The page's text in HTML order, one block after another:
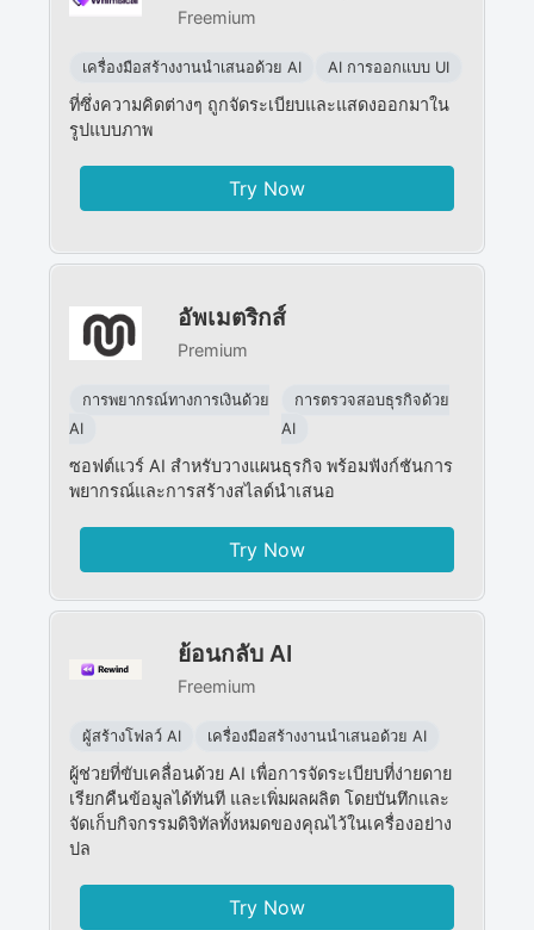
Freemium
เครื่องมือสร้างงานนำเสนอด้วย AI AI การออกแบบ UI
ที่ซึ่งความคิดต่างๆ ถูกจัดระเบียบและแสดงออกมาใน
รูปแบบภาพ
Try Now
อัพเมตริกส์
Premium
การพยากรณ์ทางการเงินด้วย
AI
การตรวจสอบธุรกิจด้วย
AI​
ซอฟต์แวร์ AI สำหรับวางแผนธุรกิจ พร้อมฟังก์ชันการ
พยากรณ์และการสร้างสไลด์นำเสนอ
Try Now
ย้อนกลับ AI
Freemium
ผู้สร้างโฟลว์ AI เครื่องมือสร้างงานนำเสนอด้วย AI
ผู้ช่วยที่ขับเคลื่อนด้วย AI เพื่อการจัดระเบียบที่ง่ายดาย
เรียกคืนข้อมูลได้ทันที และเพิ่มผลผลิต โดยบันทึกและ
จัดเก็บกิจกรรมดิจิทัลทั้งหมดของคุณไว้ในเครื่องอย่าง
ปล
Try Now